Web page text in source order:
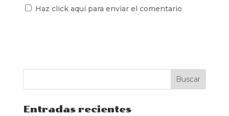
Haz click aquí para enviar el comentario
Entradas recientes